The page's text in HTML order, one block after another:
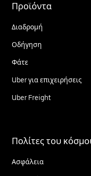
Προϊόντα
Διαδρομή
Οδήγηση
Φάτε
Uber για επιχειρήσεις
Uber Freight
Πολίτες του
Ασφάλεια